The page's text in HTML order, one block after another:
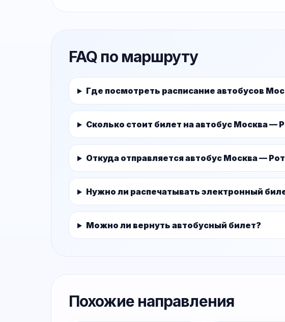
FAQ по маршруту
Где посмотреть расписание автобусов
Сколько стоит билет на автобус Москва —
Откуда отправляется автобус Москва —
Нужно ли распечатывать электронный
Можно ли вернуть автобусный билет?
Похожие направления